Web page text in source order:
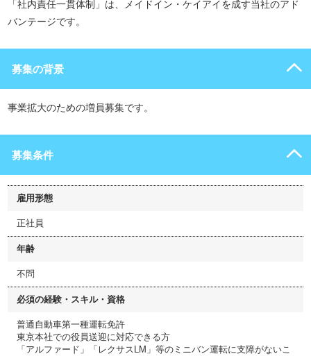
「社内責任一貫体制」は、メイドイン・ケイアイを成す当社のアド
バンテージです。
募集の背景
事業拡大のための増員募集です。
募集条件
雇用形態
正社員
年齢
不問
必須の経験・スキル・資格
普通自動車第一種運転免許
東京本社での役員送迎に対応できる方
「アルファード」「レクサスLM」等のミニバン運転に支障がないこ